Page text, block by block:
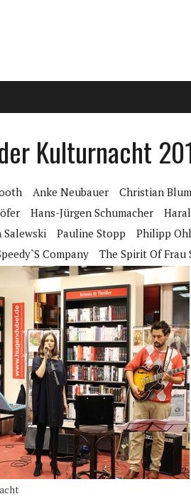
Kulturnacht
Anke Neubauer Christian
Hans-Jürgen Schumacher
Salewski Pauline Stopp Philipp
Company The Spirit Of Frau